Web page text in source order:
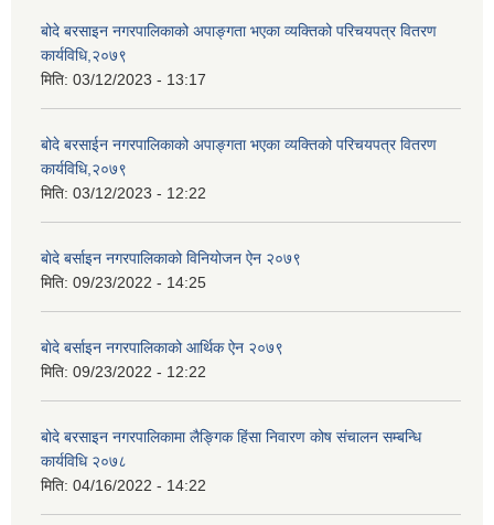
बोदे बरसाइन नगरपालिकाको अपाङ्गता भएका व्यक्तिको परिचयपत्र वितरण
कार्यविधि,२०७९
मिति: 03/12/2023 - 13:17
बोदे बरसाईन नगरपालिकाको अपाङ्गता भएका व्यक्तिको परिचयपत्र वितरण
कार्यविधि,२०७९
मिति: 03/12/2023 - 12:22
बाेदे बर्साइन नगरपालिकाको विनियोजन ऐन २०७९
मिति: 09/23/2022 - 14:25
बाेदे बर्साइन नगरपालिकाको आर्थिक ऐन २०७९
मिति: 09/23/2022 - 12:22
बोदे बरसाइन नगरपालिकामा लैङ्गिक हिंसा निवारण कोष संचालन सम्बन्धि
कार्यविधि २०७८
मिति: 04/16/2022 - 14:22